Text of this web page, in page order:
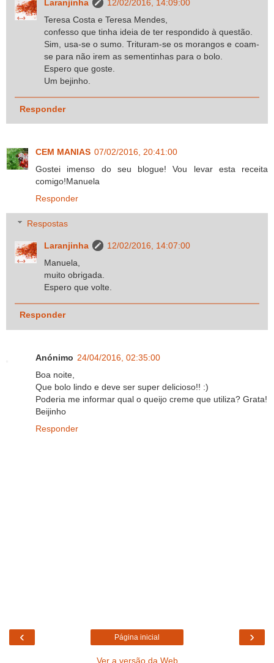
Laranjinha
12/02/2016, 14:09:00
Teresa Costa e Teresa Mendes,
confesso que tinha ideia de ter respondido à questão.
Sim, usa-se o sumo. Trituram-se os morangos e coam-
se para não irem as sementinhas para o bolo.
Espero que goste.
Um bejinho.
Responder
CEM MANIAS 07/02/2016, 20:41:00
Gostei imenso do seu blogue! Vou levar esta receita
comigo!Manuela
Responder
Respostas
Laranjinha
12/02/2016, 14:07:00
Manuela,
muito obrigada.
Espero que volte.
Responder
Anónimo 24/04/2016, 02:35:00
Boa noite,
Que bolo lindo e deve ser super delicioso!! :)
Poderia me informar qual o queijo creme que utiliza? Grata!
Beijinho
Responder
‹ ›
Página inicial
Ver a versão da Web